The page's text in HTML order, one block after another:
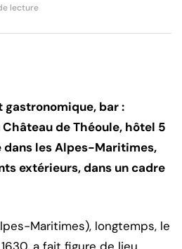
lecture
gastronomique, bar :
de Théoule, hôtel 5
les Alpes-Maritimes,
extérieurs, dans un cadre
Maritimes), longtemps, le